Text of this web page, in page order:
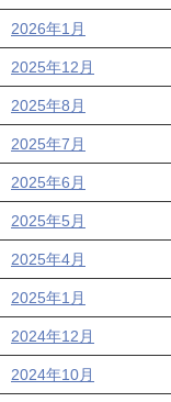
2026年1月
2025年12月
2025年8月
2025年7月
2025年6月
2025年5月
2025年4月
2025年1月
2024年12月
2024年10月